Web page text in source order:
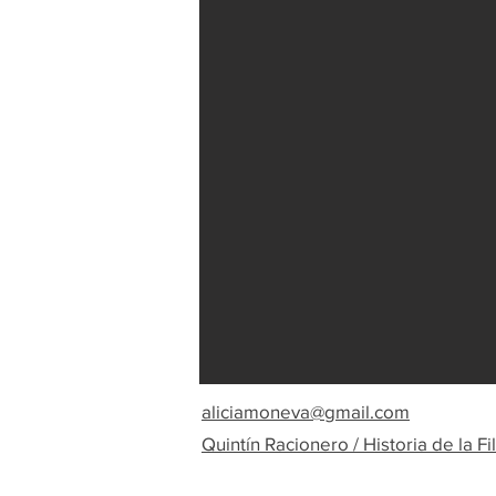
aliciamoneva@gmail.com
Quintín Racionero / Historia de la